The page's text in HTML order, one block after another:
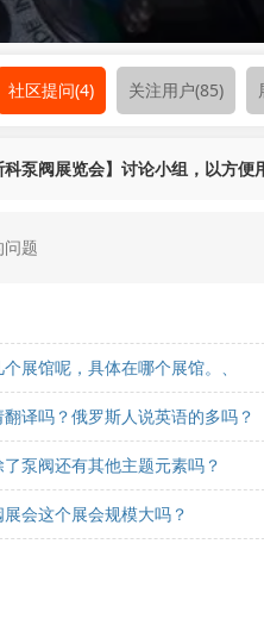
社区提问(4) 关注用户(85)
科泵阀展览会】讨论小组，以方便
展馆呢，具体在哪个展馆。、
译吗？俄罗斯人说英语的多吗？
泵阀还有其他主题元素吗？
会这个展会规模大吗？